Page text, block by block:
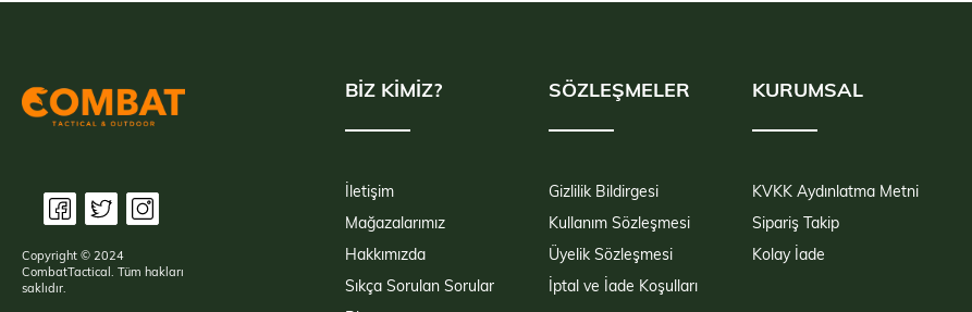
BİZ KİMİZ?
İletişim
Mağazalarımız
Hakkımızda
Sıkça Sorulan Sorular
SÖZLEŞMELER
Gizlilik Bildirgesi
Kullanım Sözleşmesi
Üyelik Sözleşmesi
İptal ve İade Koşulları
KURUMSAL
KVKK Aydınlatma Metni
Sipariş Takip
Kolay İade
Copyright © 2024
CombatTactical. Tüm hakları
saklıdır.